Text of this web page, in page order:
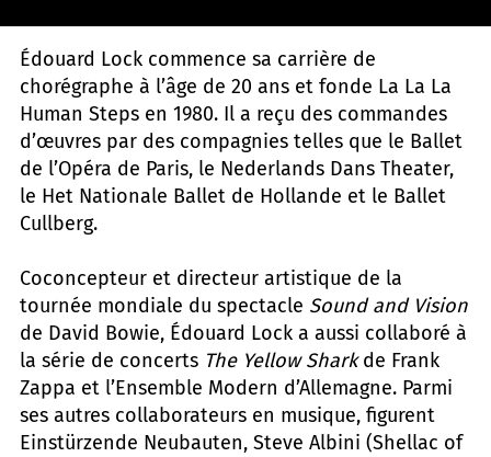
Édouard Lock commence sa carrière de
chorégraphe à l’âge de 20 ans et fonde La La La
Human Steps en 1980. Il a reçu des commandes
d’œuvres par des compagnies telles que le Ballet
de l’Opéra de Paris, le Nederlands Dans Theater,
le Het Nationale Ballet de Hollande et le Ballet
Cullberg.
Coconcepteur et directeur artistique de la
tournée mondiale du spectacle Sound and Vision
de David Bowie, Édouard Lock a aussi collaboré à
la série de concerts The Yellow Sharkde Frank
Zappa et l’Ensemble Modern d’Allemagne. Parmi
ses autres collaborateurs en musique, figurent
Einstürzende Neubauten, Steve Albini (Shellac of